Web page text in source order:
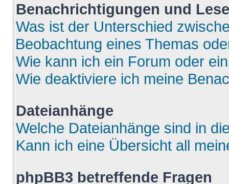
Benachrichtigungen und
Was ist der Unterschied
Beobachtung eines Themas
Wie kann ich ein Forum oder
Wie deaktiviere ich meine
Dateianhänge
Welche Dateianhänge sind in
Kann ich eine Übersicht all
phpBB3 betreffende Fragen